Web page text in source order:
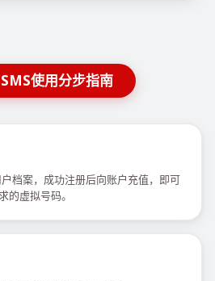
使用分步指南
档案，成功注册后向账户充值，即可
的虚拟号码。